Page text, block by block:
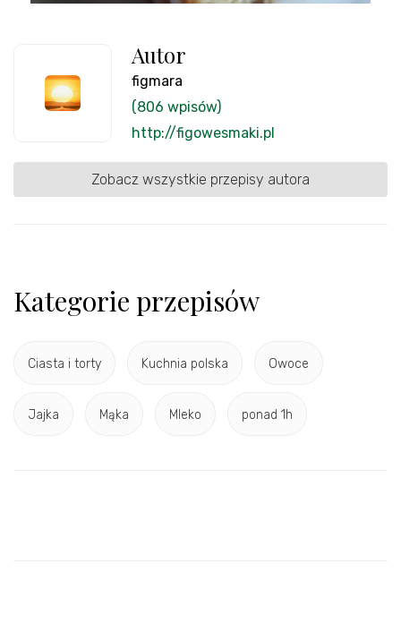
Autor
figmara
(806 wpisów)
http://figowesmaki.pl
Zobacz wszystkie przepisy autora
Kategorie przepisów
Ciasta i torty Kuchnia polska Owoce
Jajka Mąka Mleko ponad 1h